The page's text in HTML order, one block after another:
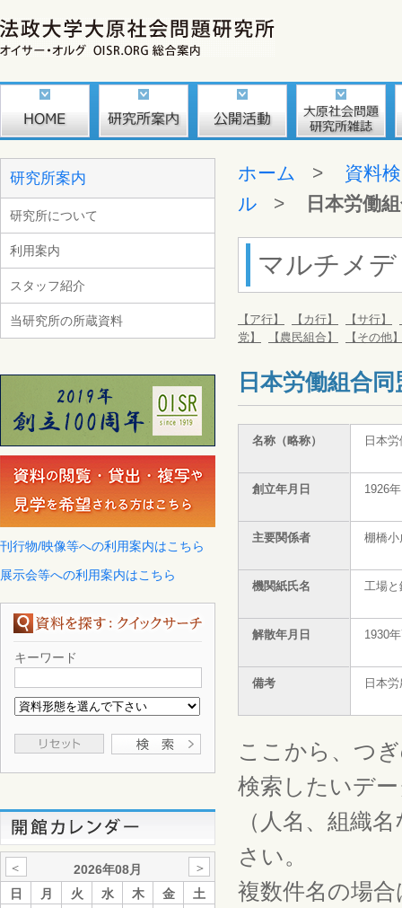
研究所案内
研究所について
利用案内
スタッフ紹介
当研究所の所蔵資料
刊行物/映像等への利用案内はこちら
展示会等への利用案内はこちら
キーワード
＜ 2026年08月
＞
日
月 火 水 木 金
土
ホーム > 資料
ル > 日本労働
マルチメ
【ア行】 【カ行】 【サ行】
党】
【農民組合】 【その他
日本労働組合同
名称（略称） 日本
創立年月日 1926
主要関係者 棚橋
機関紙氏名 工場
解散年月日 1930
備考 日本
ここから、つ
検索したいデ
（人名、組織
さい。
複数件名の場